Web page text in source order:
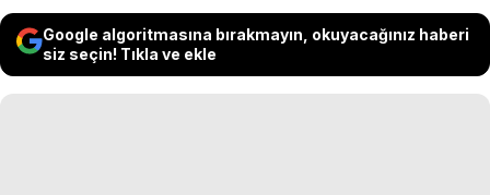
Google algoritmasına bırakmayın, okuyacağınız haberi
siz seçin! Tıkla ve ekle